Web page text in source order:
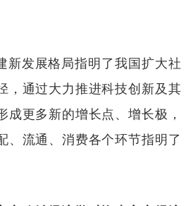
新发展格局指明了我国扩大社
，通过大力推进科技创新及其
成更多新的增长点、增长极，
、流通、消费各个环节指明了